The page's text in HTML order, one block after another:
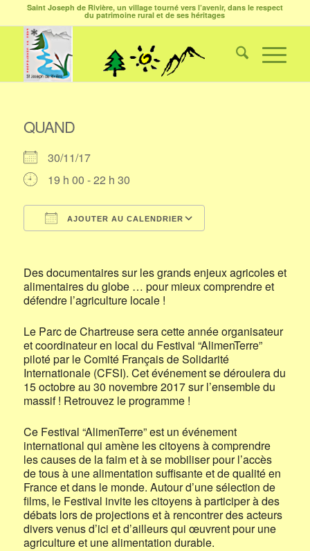
Saint Joseph de Rivière, un village tourné vers l’avenir, dans le respect
du patrimoine rural et de ses héritages
QUAND
30/11/17
19 h 00 - 22 h 30
AJOUTER AU CALENDRIER
Des documentaires sur les grands enjeux agricoles et
alimentaires du globe … pour mieux comprendre et
défendre l’agriculture locale !
Le Parc de Chartreuse sera cette année organisateur
et coordinateur en local du Festival “AlimenTerre”
piloté par le Comité Français de Solidarité
Internationale (CFSI). Cet événement se déroulera du
15 octobre au 30 novembre 2017 sur l’ensemble du
massif ! Retrouvez le programme !
Ce Festival “AlimenTerre” est un événement
international qui amène les citoyens à comprendre
les causes de la faim et à se mobiliser pour l’accès
de tous à une alimentation suffisante et de qualité en
France et dans le monde. Autour d’une sélection de
films, le Festival invite les citoyens à participer à des
débats lors de projections et à rencontrer des acteurs
divers venus d’ici et d’ailleurs qui œuvrent pour une
agriculture et une alimentation durable.